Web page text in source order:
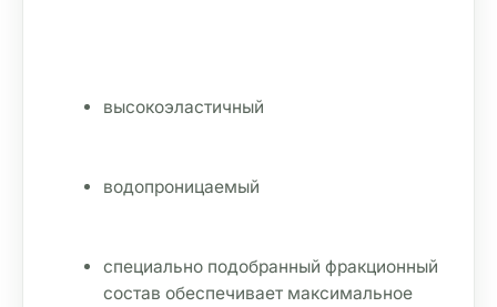
высокоэластичный
водопроницаемый
специально подобранный фракционный
состав обеспечивает максимальное